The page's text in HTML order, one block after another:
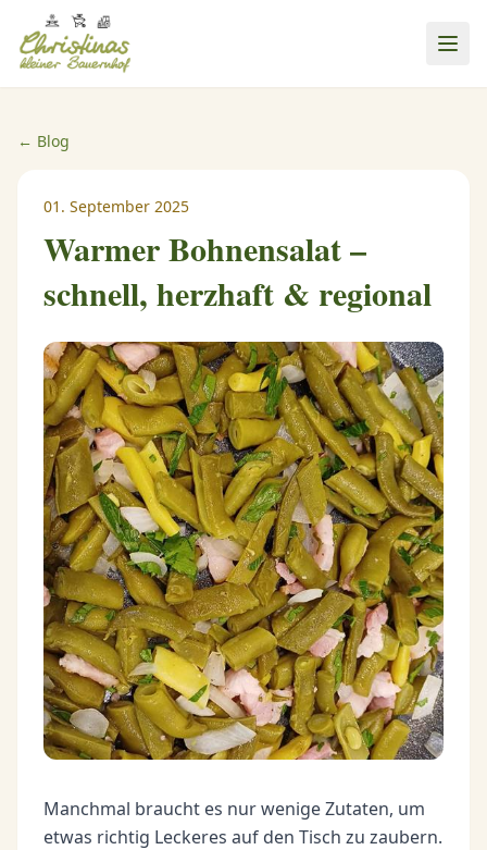
← Blog
01. September 2025
Warmer Bohnensalat –
schnell, herzhaft & regional
Manchmal braucht es nur wenige Zutaten, um
etwas richtig Leckeres auf den Tisch zu zaubern.